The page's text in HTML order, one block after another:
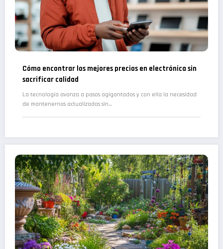
Cómo encontrar los mejores precios en electrónica sin
sacrificar calidad
La tecnología avanza a pasos agigantados y con ella la necesidad
de mantenernos actualizados sin…